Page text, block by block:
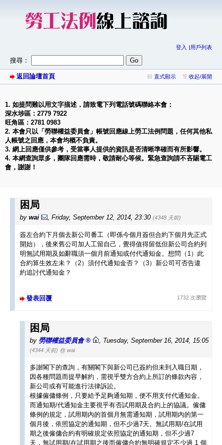
登入 用戶列表
搜尋：
返回論壇首頁 直式顯示 收起/展開
1. 如提問難以用文字描述，請致電下列電話號碼聯絡本會：
深水埗區：2779 7922
旺角區：2781 0983
2. 本會只以「勞聯權益委員會」帳號回應線上勞工法例問題，任何其他私
人帳號之回應，本會均概不負責。
3. 網上回應僅供參考，受當事人提供的資訊是否清晰準確而有所影響。
4. 本網查詢眾多，團隊回應需時，敬請耐心等候。緊急查詢請不吝賜電工
會，謝謝！
困局
by wai , Friday, September 12, 2014, 23:30 (4348 天前)
簽左合約下月個去新公司番工（即係今個月簽但合約下個月先正式
開始），後來舊公司加人工留自己，覺得值得留低但新公司合約列
明無試用期及如辭職須一個月前通知或付代通知金。想問（1）此
合約算生效左未？（2）須付代通知金否？（3）新公司可否告違
約追討代通知金？
發表回覆 1732 次瀏覽
困局
by 勞聯權益委員會 Tuesday, September 16, 2014, 15:05
(4344 天前) @ wai
多謝閣下的查詢，有關閣下與新公司已簽約但未到入職日期，
因各種問題而提早解約，需視乎雙方合約上所訂的條款內容，
新公司或有可能進行法律訴訟。
根據僱傭條例，只要給予足夠通知期，便不用支付代通知金。
而通知期/代通知金主要視乎有否試用期及合約上的協議。僱傭
條例的規定，試用期內的首個月無需通知期，試用期內的第一
個月後，依照協定的通知期，但不少過7天。無試用期/在試用
期之後僱傭合約有明確規定依照協定的通知期，但不少過7
天，無試用期/在試用期之後而僱傭合約無明確規定不少過 1 個